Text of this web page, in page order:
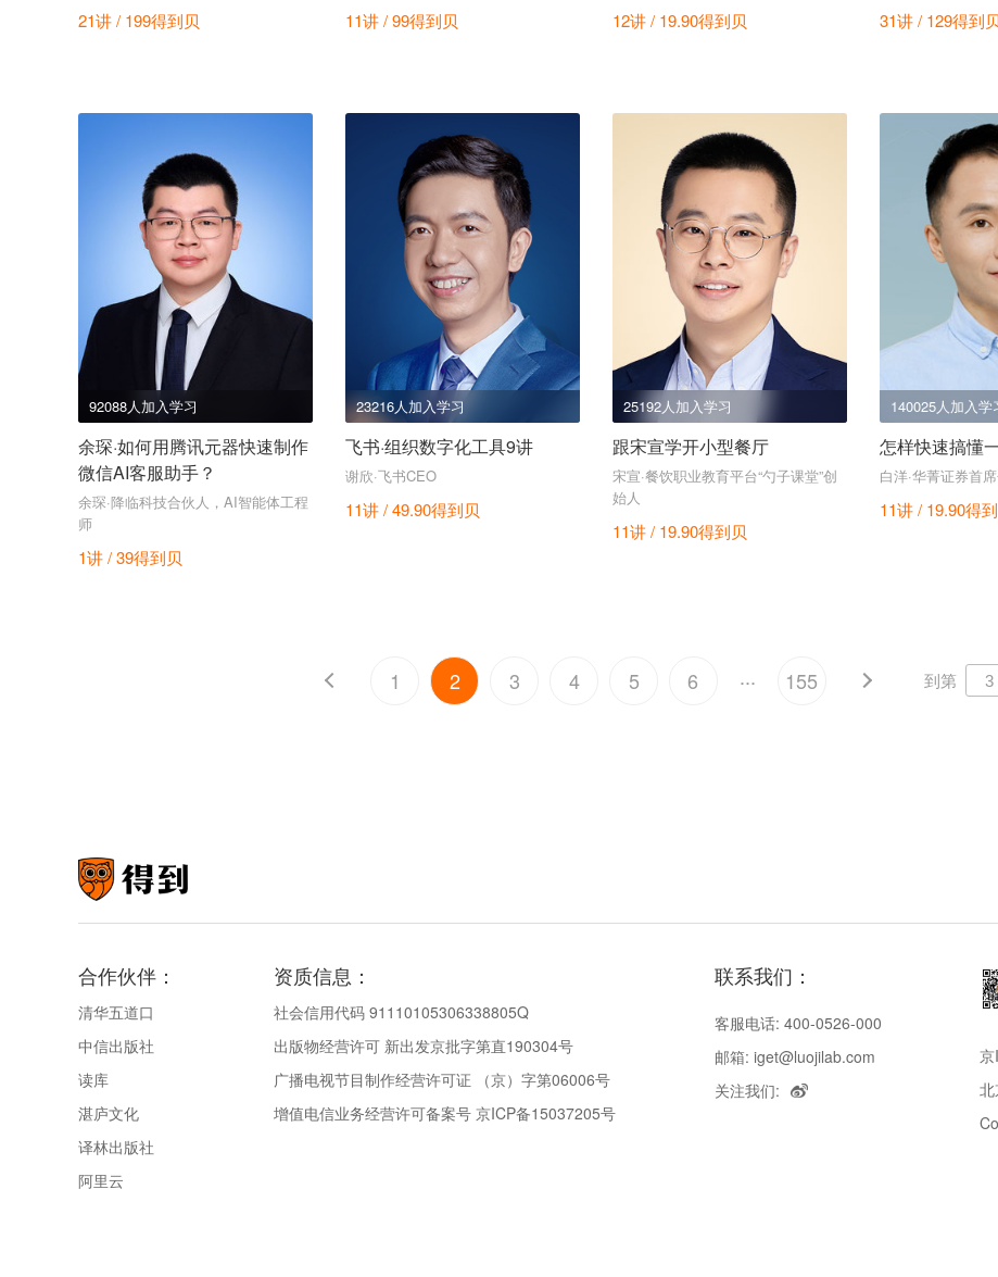
21讲 / 199得到贝 11讲 / 99得到贝 12讲 / 19.90得到贝 31讲 / 129得到贝
92088人加入学习
余琛·如何用腾讯元器快速制作
微信AI客服助手？
余琛·降临科技合伙人，AI智能体工程
师
1讲 / 39得到贝
23216人加入学习
飞书·组织数字化工具9讲
谢欣·飞书CEO
11讲 / 49.90得到贝
25192人加入学习
跟宋宣学开小型餐厅
宋宣·餐饮职业教育平台“勺子课堂”创
始人
11讲 / 19.90得到贝
140025人加入学
怎样快速搞懂
白洋·华菁证券首
11讲 / 19.90得
1 2 3 4 5 6 ... 155 到第
合作伙伴：
清华五道口
中信出版社
读库
湛庐文化
译林出版社
阿里云
资质信息：
社会信用代码 91110105306338805Q
出版物经营许可 新出发京批字第直190304号
广播电视节目制作经营许可证 （京）字第06006号
增值电信业务经营许可备案号 京ICP备15037205号
联系我们：
客服电话: 400-0526-000
邮箱: iget@luojilab.com
关注我们: